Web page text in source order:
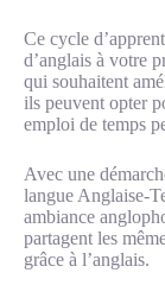
Ce cycle
d’anglais à votre
qui souhaitent
ils peuvent opter
emploi de temps
Avec une
langue Anglaise-
ambiance
partagent les
grâce à l’anglais.